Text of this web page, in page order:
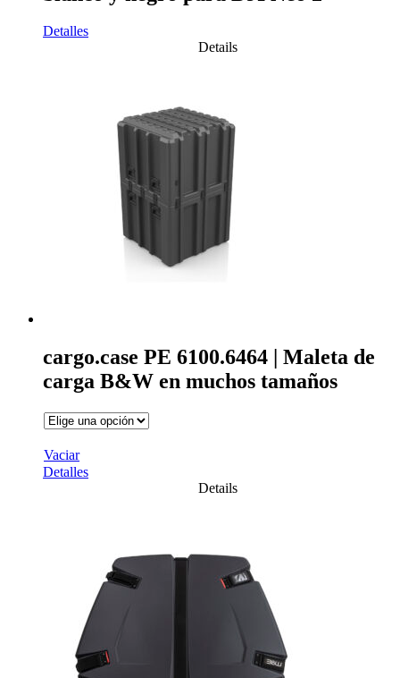
Detalles
Details
cargo.case PE 6100.6464 | Maleta de
carga B&W en muchos tamaños
Vaciar
Detalles
Details